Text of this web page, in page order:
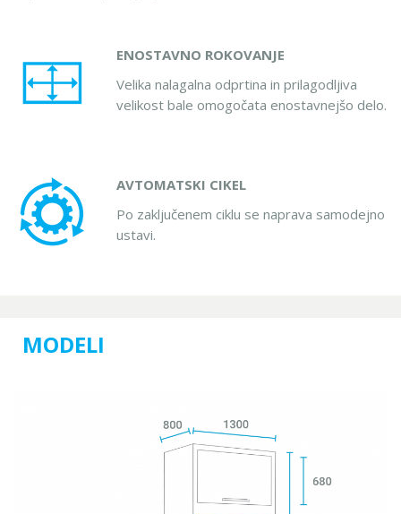
ENOSTAVNO ROKOVANJE
Velika nalagalna odprtina in prilagodljiva
velikost bale omogočata enostavnejšo delo.
AVTOMATSKI CIKEL
Po zaključenem ciklu se naprava samodejno
ustavi.
MODELI